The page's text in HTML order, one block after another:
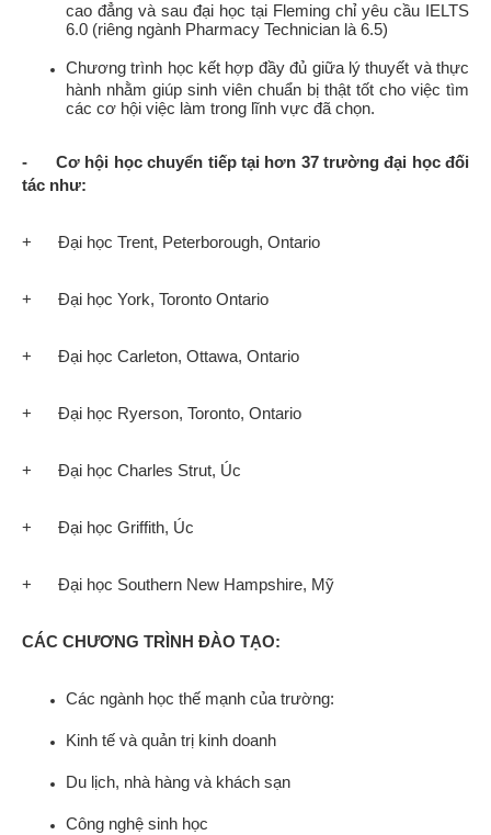
cao đẳng và sau đại học tại Fleming chỉ yêu cầu IELTS
6.0 (riêng ngành Pharmacy Technician là 6.5)
Chương trình học kết hợp đầy đủ giữa lý thuyết và thực
hành nhằm giúp sinh viên chuẩn bị thật tốt cho việc tìm
các cơ hội việc làm trong lĩnh vực đã chọn.
- Cơ hội học chuyển tiếp tại hơn 37 trường đại học đối
tác như:
+ Đại học Trent, Peterborough, Ontario
+ Đại học York, Toronto Ontario
+ Đại học Carleton, Ottawa, Ontario
+ Đại học Ryerson, Toronto, Ontario
+ Đại học Charles Strut, Úc
+ Đại học Griffith, Úc
+ Đại học Southern New Hampshire, Mỹ
CÁC CHƯƠNG TRÌNH ĐÀO TẠO:
Các ngành học thế mạnh của trường:
Kinh tế và quản trị kinh doanh
Du lịch, nhà hàng và khách sạn
Công nghệ sinh học